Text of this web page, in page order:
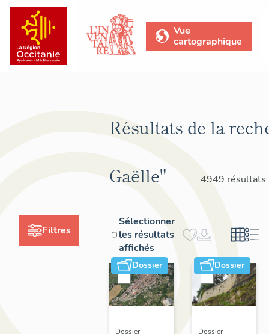
Vue
cartographique
Filtres
Résultats de la
Gaëlle"
4949 résultats
Sélectionner
les résultats
affichés
Dossier
Dossier
Dossier
Dossier